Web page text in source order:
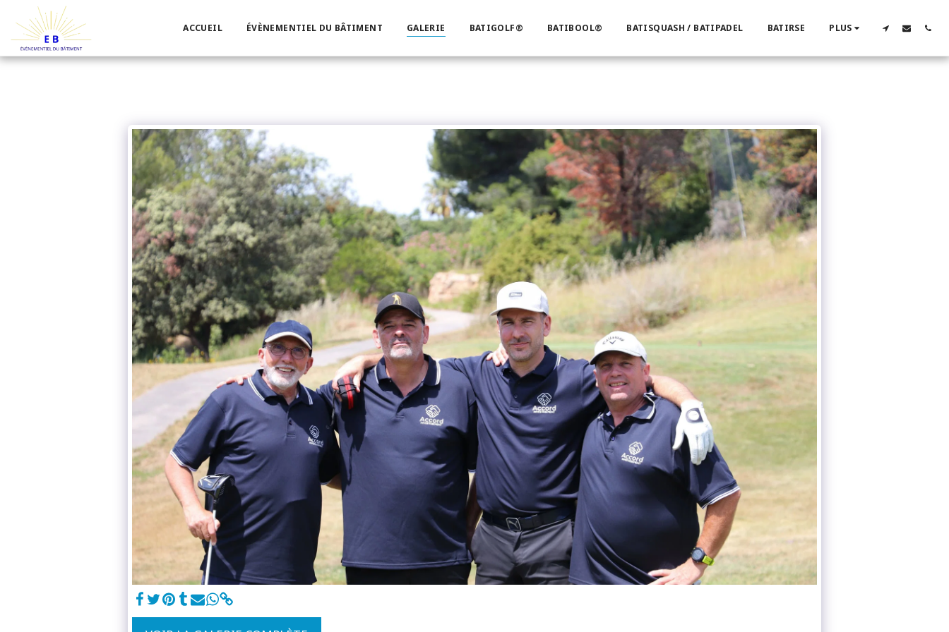
ACCUEIL ÉVÈNEMENTIEL DU BÂTIMENT GALERIE BATIGOLF® BATIBOOL® BATISQUASH / BATIPADEL BATIRSE PLUS